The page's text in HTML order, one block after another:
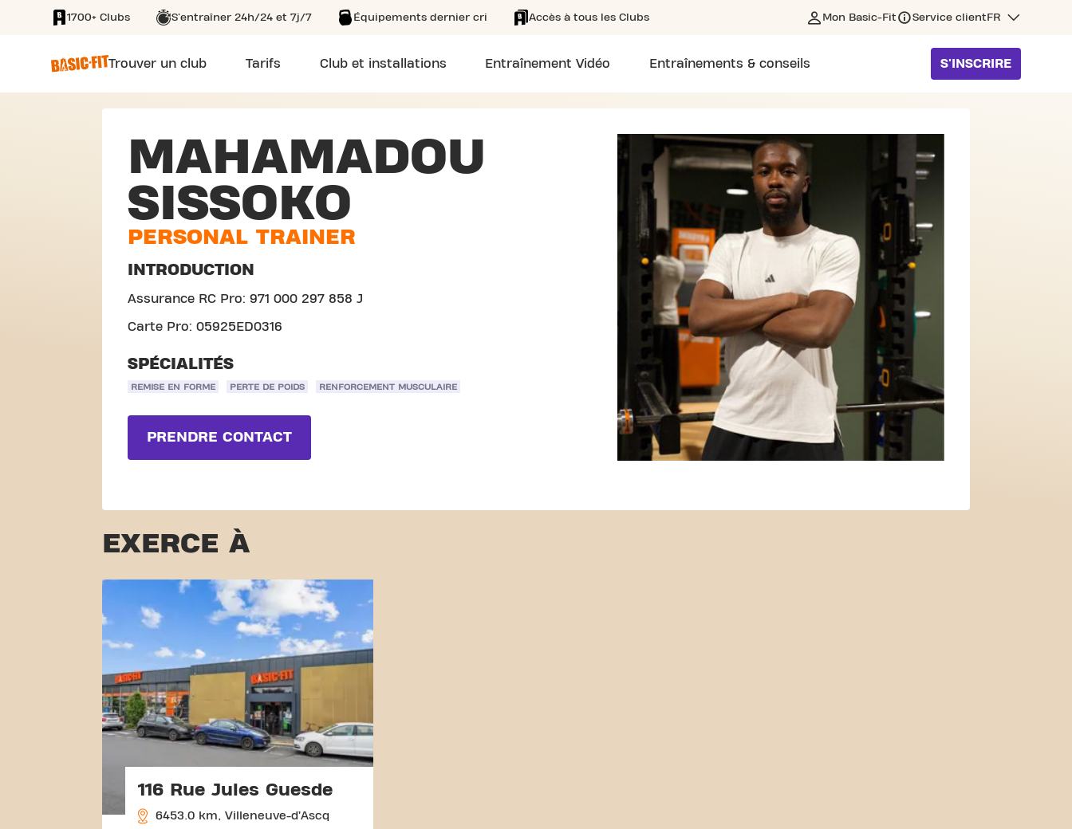
SKIP TO MAIN CONTENT
1700+ Clubs S'entraîner 24h/24 et 7j/7 Équipements dernier cri Accès à tous les Clubs Mon Basic-Fit Service client FR
Trouver un club Tarifs Club et installations Entraînement Vidéo Entraînements & conseils S'INSCRIRE
MAHAMADOU
SISSOKO
PERSONAL TRAINER
INTRODUCTION
Assurance RC Pro: 971 000 297 858 J
Carte Pro: 05925ED0316
SPÉCIALITÉS
REMISE EN FORME PERTE DE POIDS RENFORCEMENT MUSCULAIRE
PRENDRE CONTACT
EXERCE À
116 Rue Jules Guesde
6453.0 km, Villeneuve-d’Ascq